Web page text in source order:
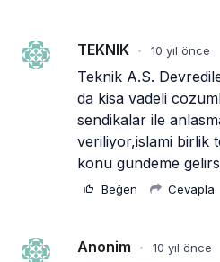
TEKNIK • 10 yıl önce
Teknik A.S.
da kisa vadeli
sendikalar ile
veriliyor,islami birlik
konu gundeme
Beğen Cevapla
Anonim • 10 yıl önce